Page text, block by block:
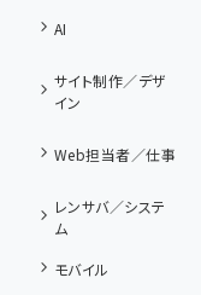
AI
サイト制作／デザ
イン
Web担当者／仕事
レンサバ／システ
ム
モバイル